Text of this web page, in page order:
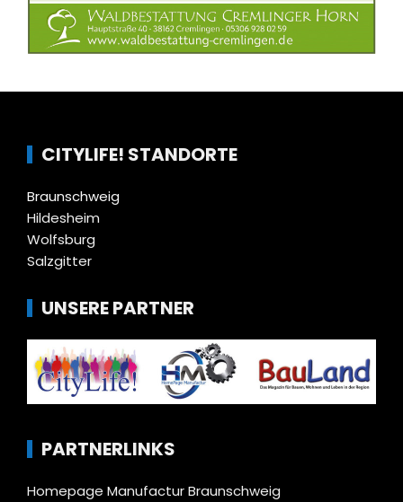
CITYLIFE! STANDORTE
Braunschweig
Hildesheim
Wolfsburg
Salzgitter
UNSERE PARTNER
PARTNERLINKS
Homepage Manufactur Braunschweig